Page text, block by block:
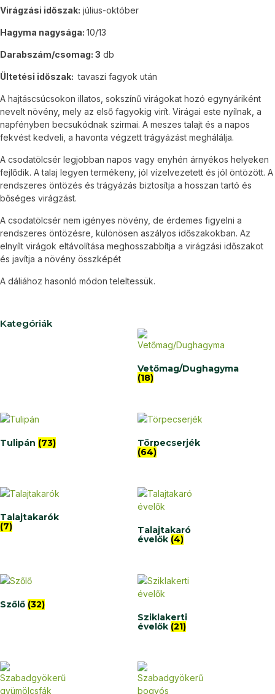
Virágzási időszak: július-október
Hagyma nagysága: 10/13
Darabszám/csomag: 3 db
Ültetési időszak: tavaszi fagyok után
A hajtáscsúcsokon illatos, sokszínű virágokat hozó egynyáriként
nevelt növény, mely az első fagyokig virít. Virágai este nyílnak, a
napfényben becsukódnak szirmai. A meszes talajt és a napos
fekvést kedveli, a havonta végzett trágyázást meghálálja.
A csodatölcsér legjobban napos vagy enyhén árnyékos helyeken
fejlődik. A talaj legyen termékeny, jól vízelvezetett és jól öntözött. A
rendszeres öntözés és trágyázás biztosítja a hosszan tartó és
bőséges virágzást.
A csodatölcsér nem igényes növény, de érdemes figyelni a
rendszeres öntözésre, különösen aszályos időszakokban. Az
elnyílt virágok eltávolítása meghosszabbítja a virágzási időszakot
és javítja a növény összképét
A dáliához hasonló módon teleltessük.
Kategóriák
Vetőmag/Dughagyma
(18)
Tulipán (73)
Törpecserjék
(64)
Talajtakarók
(7)
Talajtakaró
évelők (4)
Szőlő (32)
Sziklakerti
évelők (21)